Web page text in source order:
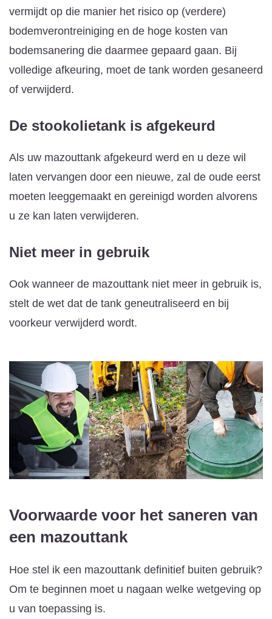
vermijdt op die manier het risico op (verdere)
bodemverontreiniging en de hoge kosten van
bodemsanering die daarmee gepaard gaan. Bij
volledige afkeuring, moet de tank worden gesaneerd
of verwijderd.
De stookolietank is afgekeurd
Als uw mazouttank afgekeurd werd en u deze wil
laten vervangen door een nieuwe, zal de oude eerst
moeten leeggemaakt en gereinigd worden alvorens
u ze kan laten verwijderen.
Niet meer in gebruik
Ook wanneer de mazouttank niet meer in gebruik is,
stelt de wet dat de tank geneutraliseerd en bij
voorkeur verwijderd wordt.
Voorwaarde voor het saneren van
een mazouttank
Hoe stel ik een mazouttank definitief buiten gebruik?
Om te beginnen moet u nagaan welke wetgeving op
u van toepassing is.